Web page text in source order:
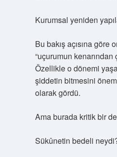
Kurumsal yeniden
Bu bakış açısına göre
“uçurumun kenarından
Özellikle o dönemi
şiddetin bitmesini
olarak gördü.
Ama burada kritik bir
Sükûnetin bedeli